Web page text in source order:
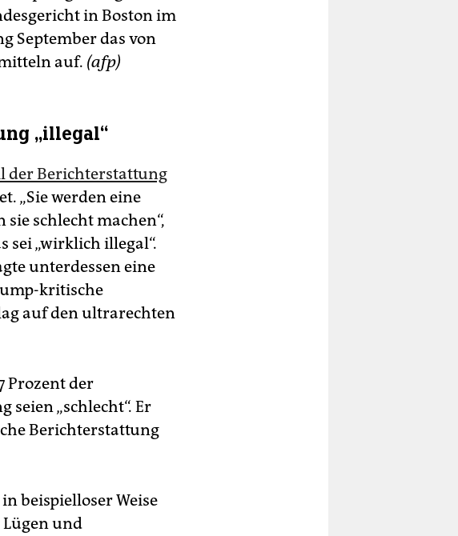
in Boston im
September das von
auf. (afp)
„illegal“
der Berichterstattung
„Sie werden eine
schlecht machen“,
sei „wirklich illegal“.
unterdessen eine
kritische
auf den ultrarechten
Prozent der
„schlecht“. Er
Berichterstattung
beispielloser Weise
und